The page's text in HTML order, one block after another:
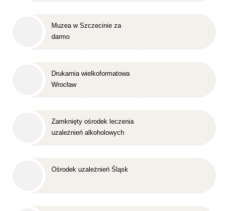
Muzea w Szczecinie za
darmo
Drukarnia wielkoformatowa
Wrocław
Zamknięty ośrodek leczenia
uzależnień alkoholowych
Ośrodek uzależnień Śląsk